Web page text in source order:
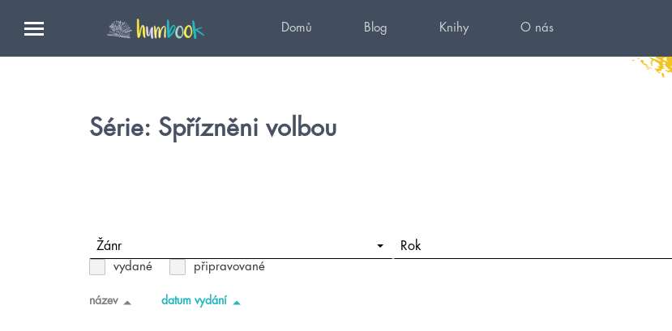
Domů Blog Knihy O nás
Série: Spřízněni volbou
Žánr Rok
vydané připravované
název datum vydání